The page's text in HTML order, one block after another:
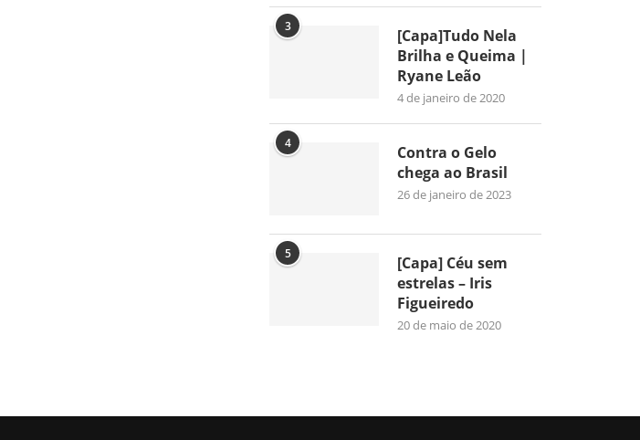
3
[Capa]Tudo Nela
Brilha e Queima |
Ryane Leão
4 de janeiro de 2020
4
Contra o Gelo
chega ao Brasil
26 de janeiro de 2023
5
[Capa] Céu sem
estrelas – Iris
Figueiredo
20 de maio de 2020